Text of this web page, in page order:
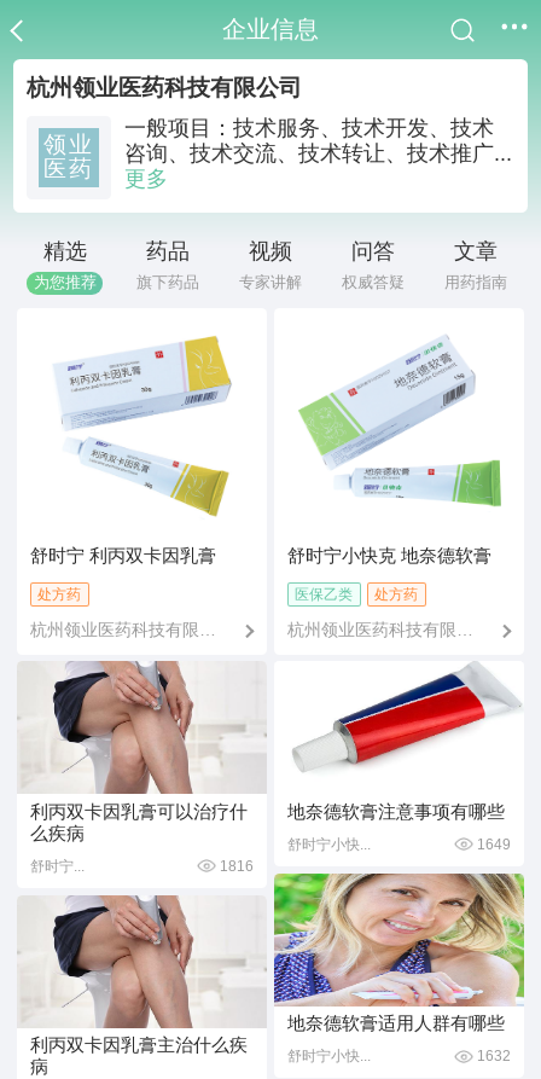
企业信息
杭州领业医药科技有限公司
领业
医药
一般项目：技术服务、技术开发、技术
咨询、技术交流、技术转让、技术推广...
更多
精选
为您推荐
药品
旗下药品
视频
专家讲解
问答
权威答疑
文章
用药指南
舒时宁 利丙双卡因乳膏
处方药
杭州领业医药科技有限公
利丙双卡因乳膏可以治疗什
么疾病
舒时宁... 1816
利丙双卡因乳膏主治什么疾
病
舒时宁小快克 地奈德软膏
医保乙类 处方药
杭州领业医药科技有限公
地奈德软膏注意事项有哪些
舒时宁小快... 1649
地奈德软膏适用人群有哪些
舒时宁小快... 1632